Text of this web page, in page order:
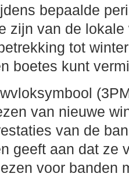
bepaalde
zijn van de
tot
boetes kunt
van nieuwe
van de
geeft aan dat ze
voor banden